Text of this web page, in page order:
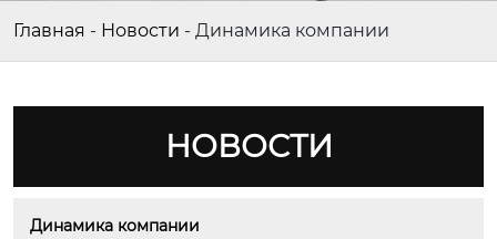
Главная - Новости - Динамика компании
НОВОСТИ
Динамика компании